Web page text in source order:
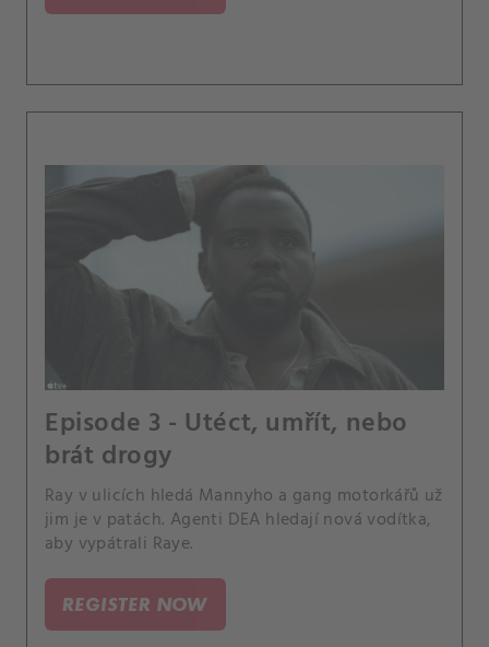
Episode 3 - Utéct, umřít, nebo
brát drogy
Ray v ulicích hledá Mannyho a gang motorkářů už
jim je v patách. Agenti DEA hledají nová vodítka,
aby vypátrali Raye.
REGISTER NOW